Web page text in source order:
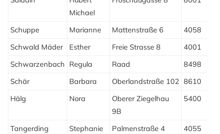
Michael
Schuppe Marianne Mattenstraße 6 4058
Schwald Mäder
Esther Freie Strasse 8 4001
Schwarzenbach Regula Raad 8498
Schär
Barbara Oberlandstraße 102 8610
Hälg
Nora
Oberer Ziegelhau
9B
5400
Tangerding Stephanie Palmenstraße 4 4055